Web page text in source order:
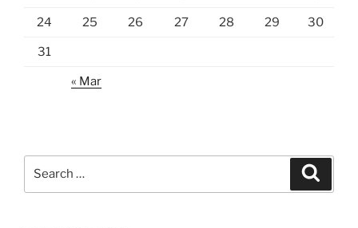
24 25 26 27 28 29 30
31
« Mar